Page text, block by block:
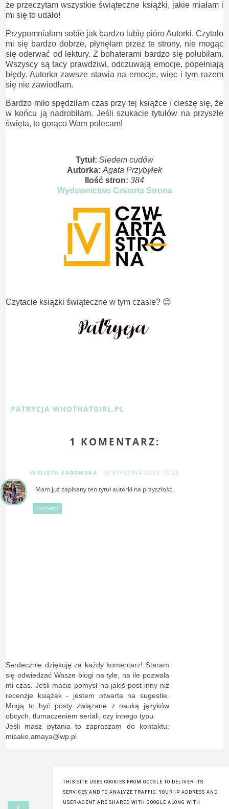
że przeczytam wszystkie świąteczne książki, jakie miałam i
mi się to udało!
Przypomniałam sobie jak bardzo lubię pióro Autorki. Czytało
mi się bardzo dobrze, płynęłam przez te strony, nie mogąc
się oderwać od lektury. Z bohaterami bardzo się polubiłam.
Wszyscy są tacy prawdziwi, odczuwają emocje, popełniają
błędy. Autorka zawsze stawia na emocje, więc i tym razem
się nie zawiodłam.
Bardzo miło spędziłam czas przy tej książce i cieszę się, że
w końcu ją nadrobiłam. Jeśli szukacie tytułów na przyszłe
święta, to gorąco Wam polecam!
Tytuł: Siedem cudów
Autorka: Agata Przybyłek
Ilość stron: 384
Wydawnictwo Czwarta Strona
Czytacie książki świąteczne w tym czasie? 😊
PATRYCJA WHOTHATGIRL.PL
1 KOMENTARZ:
WIOLETA SADOWSKA 10 STYCZNIA 2023 15:20
Mam już zapisany ten tytuł autorki na przyszłość.
ODPOWIEDZ
Serdecznie dziękuję za każdy komentarz! Staram
się odwiedzać Wasze blogi na tyle, na ile pozwala
mi czas. Jeśli macie pomysł na jakiś post inny niż
recenzje książek - jestem otwarta na sugestie.
Mogą to być posty związane z nauką języków
obcych, tłumaczeniem seriali, czy innego typu.
Jeśli masz pytania to zapraszam do kontaktu:
misako.amaya@wp.pl
THIS SITE USES COOKIES FROM GOOGLE TO DELIVER ITS
SERVICES AND TO ANALYZE TRAFFIC. YOUR IP ADDRESS AND
USER-AGENT ARE SHARED WITH GOOGLE ALONG WITH